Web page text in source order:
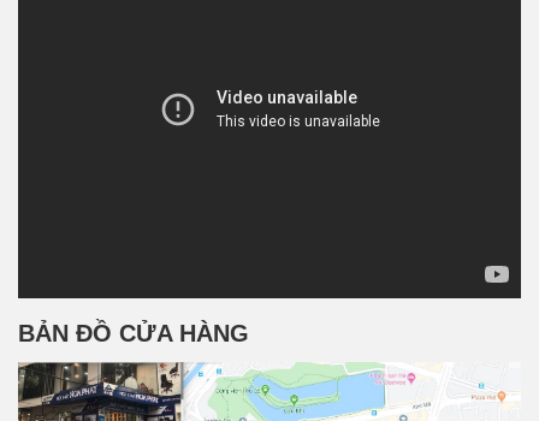
BẢN ĐỒ CỬA HÀNG